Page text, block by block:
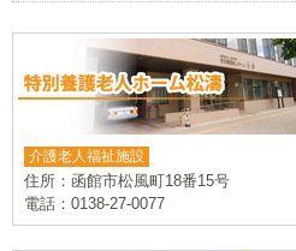
介護老人福祉施設
住所：函館市松風町18番15号
電話：0138-27-0077